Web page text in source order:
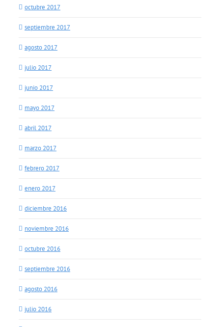
octubre 2017
septiembre 2017
agosto 2017
julio 2017
junio 2017
mayo 2017
abril 2017
marzo 2017
febrero 2017
enero 2017
diciembre 2016
noviembre 2016
octubre 2016
septiembre 2016
agosto 2016
julio 2016